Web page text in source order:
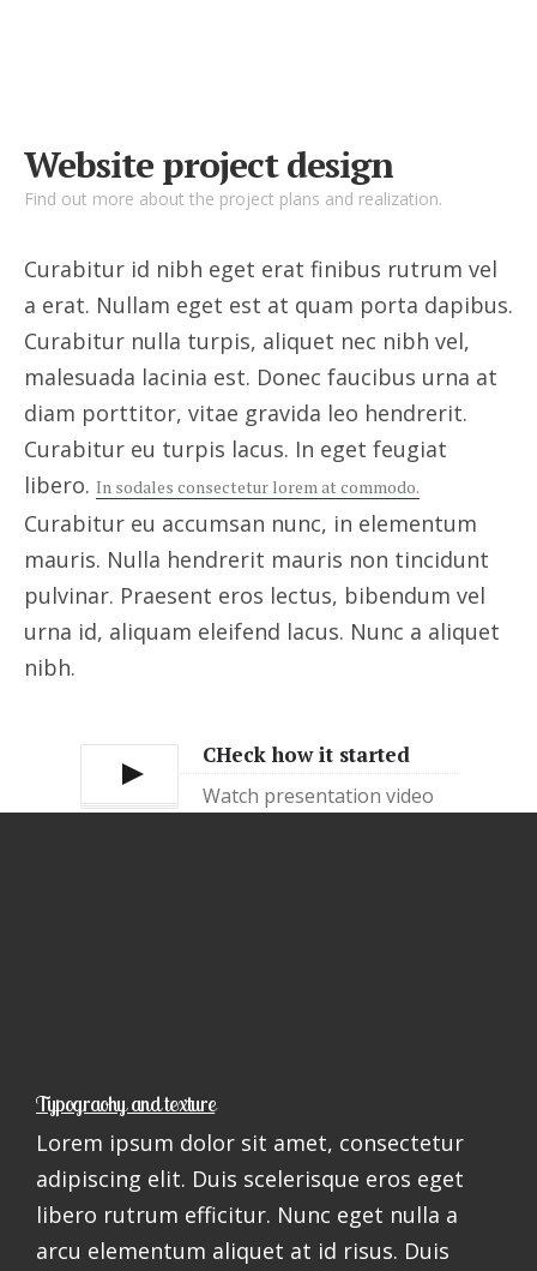
Website project design
Find out more about the project plans and realization.
Curabitur id nibh eget erat finibus rutrum vel
a erat. Nullam eget est at quam porta dapibus.
Curabitur nulla turpis, aliquet nec nibh vel,
malesuada lacinia est. Donec faucibus urna at
diam porttitor, vitae gravida leo hendrerit.
Curabitur eu turpis lacus. In eget feugiat
libero. In sodales consectetur lorem at commodo.
Curabitur eu accumsan nunc, in elementum
mauris. Nulla hendrerit mauris non tincidunt
pulvinar. Praesent eros lectus, bibendum vel
urna id, aliquam eleifend lacus. Nunc a aliquet
nibh.
CHeck how it started
Watch presentation video
Typograohy and texture
Lorem ipsum dolor sit amet, consectetur
adipiscing elit. Duis scelerisque eros eget
libero rutrum efficitur. Nunc eget nulla a
arcu elementum aliquet at id risus. Duis